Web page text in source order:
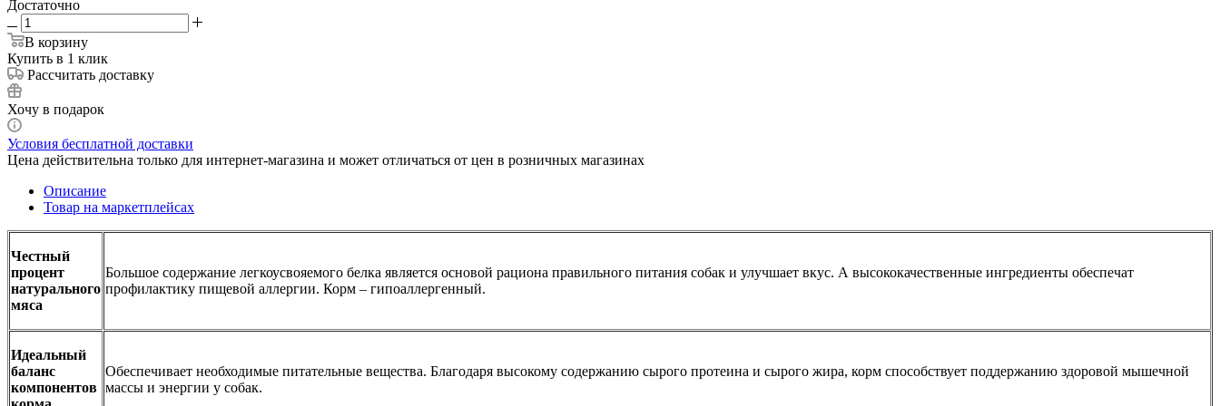
Достаточно
В корзину
Купить в 1 клик
Рассчитать доставку
Хочу в подарок
Условия бесплатной доставки
Цена действительна только для интернет-магазина и может отличаться от цен в розничных магазинах
Описание
Товар на маркетплейсах
Честный
процент
натурального
мяса
Большое содержание легкоусвояемого белка является основой рациона правильного питания собак и улучшает вкус. А высококачественные ингредиенты обеспечат
профилактику пищевой аллергии. Корм – гипоаллергенный.
Идеальный
баланс
компонентов
Обеспечивает необходимые питательные вещества. Благодаря высокому содержанию сырого протеина и сырого жира, корм способствует поддержанию здоровой мышечной
массы и энергии у собак.